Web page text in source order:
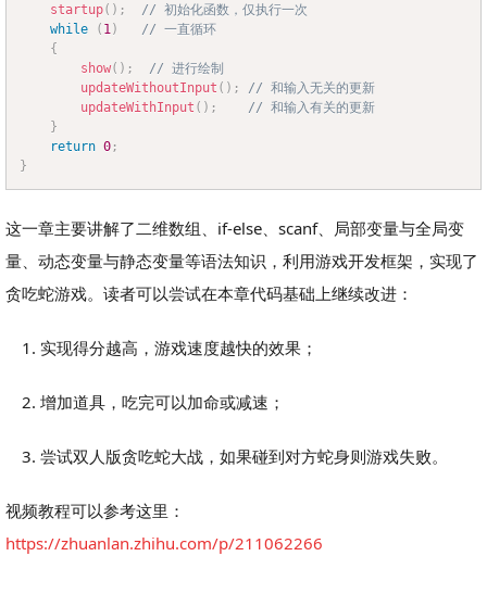
startup( ) ;
while
( 1)
// 一直循环
{
show( ) ;
// 进行绘制
updateWithoutInput ( ) ;
// 和输入无关的更新
updateWithInput ( ) ;
// 和输入有关的更新
}
return 0 ;
}
这一章主要讲解了二维数组、if-else、scanf、局部变量与全局变
量、动态变量与静态变量等语法知识，利用游戏开发框架，实现了
贪吃蛇游戏。读者可以尝试在本章代码基础上继续改进：
实现得分越高，游戏速度越快的效果；
增加道具，吃完可以加命或减速；
尝试双人版贪吃蛇大战，如果碰到对方蛇身则游戏失败。
视频教程可以参考这里：
https://zhuanlan.zhihu.com/p/211062266